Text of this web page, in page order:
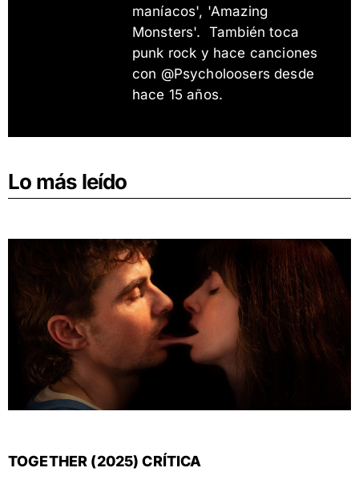
maníacos', 'Amazing
Monsters'. También toca
punk rock y hace canciones
con @Psycholoosers desde
hace 15 años.
Lo más leído
TOGETHER (2025) CRÍTICA